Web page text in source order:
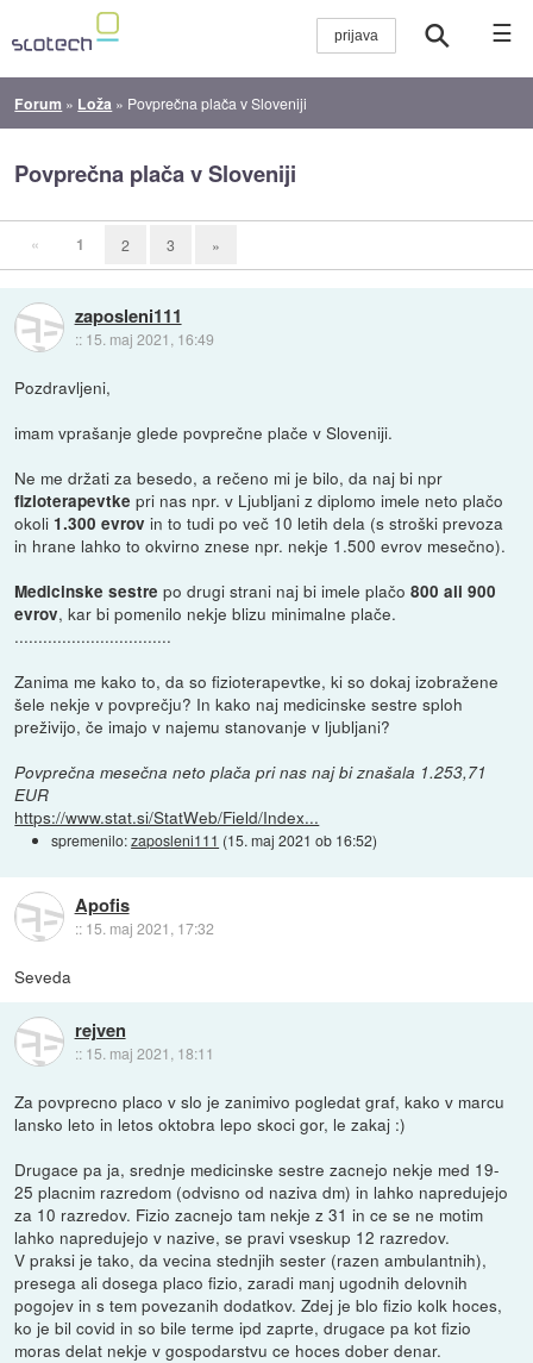
☰
Forum » Loža » Povprečna plača v Sloveniji
Povprečna plača v Sloveniji
« 1 2 3 »
zaposleni111
:: 15. maj 2021, 16:49
Pozdravljeni,
imam vprašanje glede povprečne plače v Sloveniji.
Ne me držati za besedo, a rečeno mi je bilo, da naj bi npr
fizioterapevtkepri nas npr. v Ljubljani z diplomo imele neto plačo
okoli 1.300 evrov in to tudi po več 10 letih dela (s stroški prevoza
in hrane lahko to okvirno znese npr. nekje 1.500 evrov mesečno).
Medicinske sestre po drugi strani naj bi imele plačo800 ali 900
evrov, kar bi pomenilo nekje blizu minimalne plače.
.................................
Zanima me kako to, da so fizioterapevtke, ki so dokaj izobražene
šele nekje v povprečju? In kako naj medicinske sestre sploh
preživijo, če imajo v najemu stanovanje v ljubljani?
Povprečna mesečna neto plača pri nas naj bi znašala 1.253,71
EUR
https://www.stat.si/StatWeb/Field/Index...
spremenilo:zaposleni111 (15. maj 2021 ob 16:52)
Apofis
:: 15. maj 2021, 17:32
Seveda
rejven
:: 15. maj 2021, 18:11
Za povprecno placo v slo je zanimivo pogledat graf, kako v marcu
lansko leto in letos oktobra lepo skoci gor, le zakaj :)
Drugace pa ja, srednje medicinske sestre zacnejo nekje med 19-
25 placnim razredom (odvisno od naziva dm) in lahko napredujejo
za 10 razredov. Fizio zacnejo tam nekje z 31 in ce se ne motim
lahko napredujejo v nazive, se pravi vseskup 12 razredov.
V praksi je tako, da vecina stednjih sester (razen ambulantnih),
presega ali dosega placo fizio, zaradi manj ugodnih delovnih
pogojev in s tem povezanih dodatkov. Zdej je blo fizio kolk hoces,
ko je bil covid in so bile terme ipd zaprte, drugace pa kot fizio
moras delat nekje v gospodarstvu ce hoces dober denar.